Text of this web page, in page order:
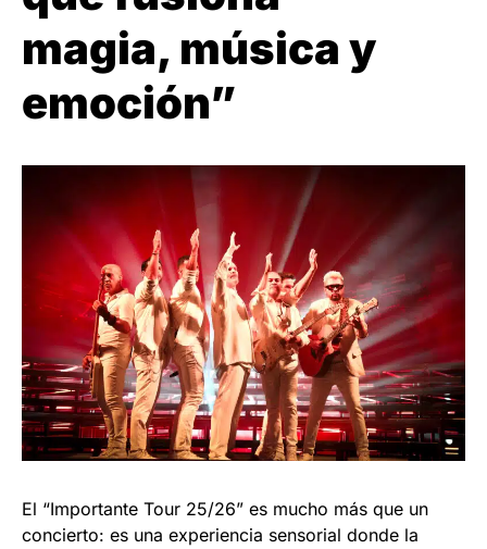
magia, música y
emoción”
El “Importante Tour 25/26” es mucho más que un
concierto: es una experiencia sensorial donde la